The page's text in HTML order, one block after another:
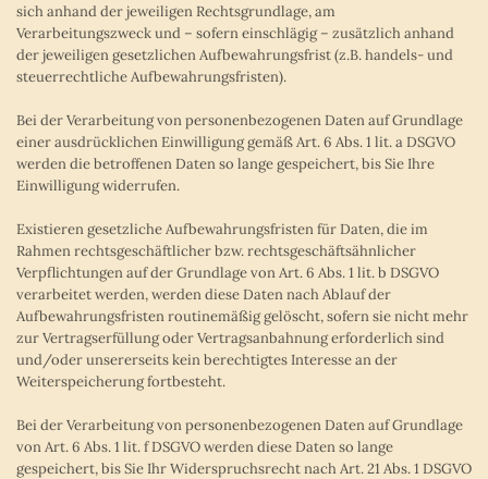
sich anhand der jeweiligen Rechtsgrundlage, am
Verarbeitungszweck und – sofern einschlägig – zusätzlich anhand
der jeweiligen gesetzlichen Aufbewahrungsfrist (z.B. handels- und
steuerrechtliche Aufbewahrungsfristen).
Bei der Verarbeitung von personenbezogenen Daten auf Grundlage
einer ausdrücklichen Einwilligung gemäß Art. 6 Abs. 1 lit. a DSGVO
werden die betroffenen Daten so lange gespeichert, bis Sie Ihre
Einwilligung widerrufen.
Existieren gesetzliche Aufbewahrungsfristen für Daten, die im
Rahmen rechtsgeschäftlicher bzw. rechtsgeschäftsähnlicher
Verpflichtungen auf der Grundlage von Art. 6 Abs. 1 lit. b DSGVO
verarbeitet werden, werden diese Daten nach Ablauf der
Aufbewahrungsfristen routinemäßig gelöscht, sofern sie nicht mehr
zur Vertragserfüllung oder Vertragsanbahnung erforderlich sind
und/oder unsererseits kein berechtigtes Interesse an der
Weiterspeicherung fortbesteht.
Bei der Verarbeitung von personenbezogenen Daten auf Grundlage
von Art. 6 Abs. 1 lit. f DSGVO werden diese Daten so lange
gespeichert, bis Sie Ihr Widerspruchsrecht nach Art. 21 Abs. 1 DSGVO